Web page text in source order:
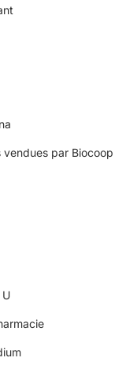
vendues par Biocoop